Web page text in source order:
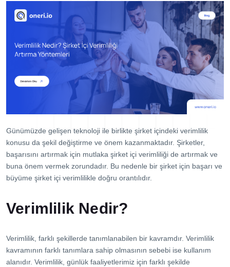
Müşteri Talep Yönetimi
Danışmanlık
Blog
Başarı Hikayeleri
Kurumsal
Referanslar
İletişim
Günümüzde gelişen teknoloji ile birlikte şirket içindeki verimlilik
konusu da şekil değiştirme ve önem kazanmaktadır. Şirketler,
başarısını artırmak için mutlaka şirket içi verimliliği de artırmak ve
buna önem vermek zorundadır. Bu nedenle bir şirket için başarı ve
büyüme şirket içi verimlilikle doğru orantılıdır.
Verimlilik Nedir?
Verimlilik, farklı şekillerde tanımlanabilen bir kavramdır. Verimlilik
kavramının farklı tanımlara sahip olmasının sebebi ise kullanım
alanıdır. Verimlilik, günlük faaliyetlerimiz için farklı şekilde